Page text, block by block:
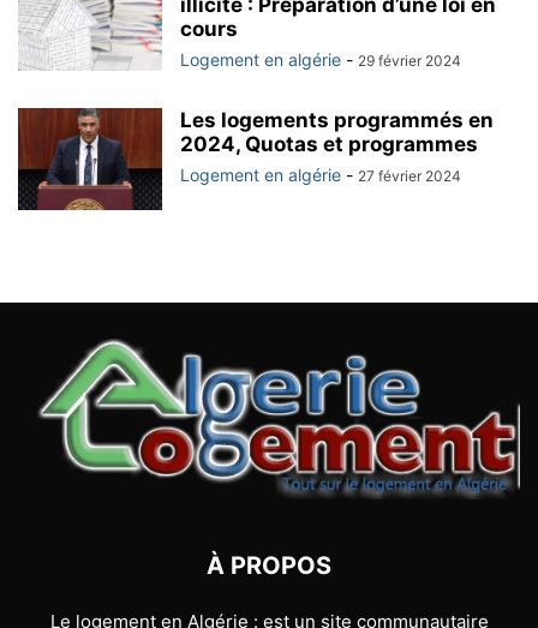
illicite : Préparation d’une loi en
cours
Logement en algérie - 29 février 2024
Les logements programmés en
2024, Quotas et programmes
Logement en algérie - 27 février 2024
À PROPOS
Le logement en Algérie : est un site communautaire